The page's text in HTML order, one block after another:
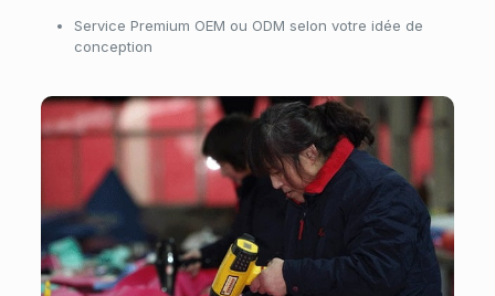
Service Premium OEM ou ODM selon votre idée de
conception
Atelier